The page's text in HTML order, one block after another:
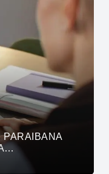
PARAIBANA
SINAIS DE